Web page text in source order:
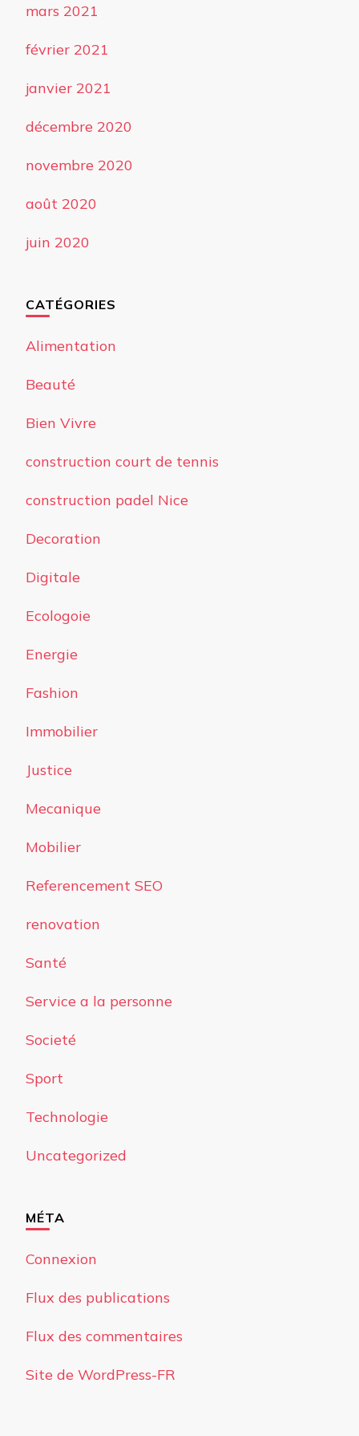
mars 2021
février 2021
janvier 2021
décembre 2020
novembre 2020
août 2020
juin 2020
CATÉGORIES
Alimentation
Beauté
Bien Vivre
construction court de tennis
construction padel Nice
Decoration
Digitale
Ecologoie
Energie
Fashion
Immobilier
Justice
Mecanique
Mobilier
Referencement SEO
renovation
Santé
Service a la personne
Societé
Sport
Technologie
Uncategorized
MÉTA
Connexion
Flux des publications
Flux des commentaires
Site de WordPress-FR